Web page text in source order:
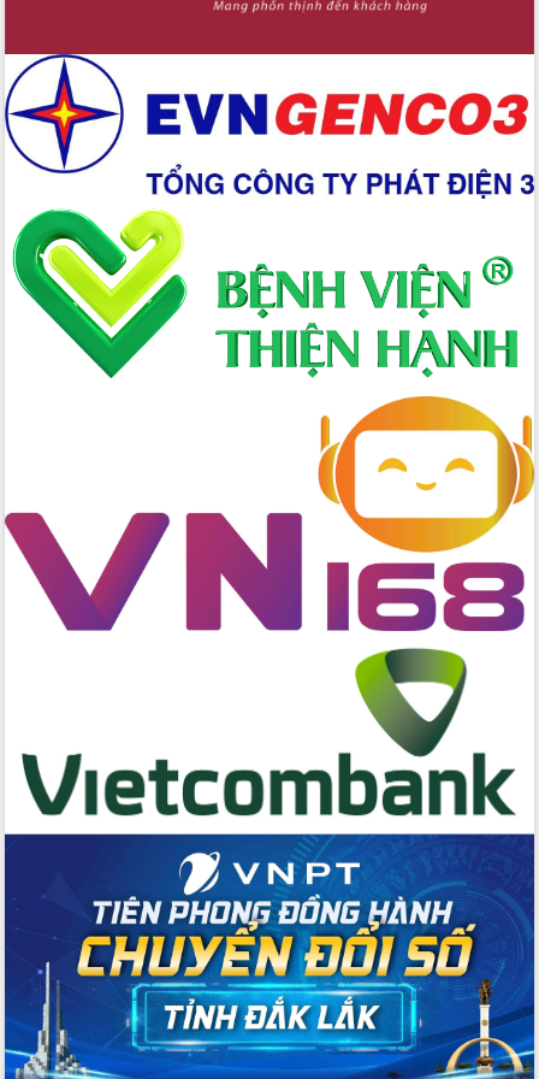
Triển khai đồng bộ đo đạc, lập hồ sơ
đai
Ứng dụng sinh trắc học - Bước tiến
trong hành trình chuyển đổi số tại Đắk
Đắk Lắk nâng cao hiệu quả công tác
Đảng từ Sổ tay đảng viên điện tử
Đắk Lắk đẩy mạnh nuôi biển công
nghệ, hướng tới phát triển thủy sản
bền vững
Tập huấn nâng cao năng lực triển khai
chuyển đổi số cho cán bộ, công chức
Đắk Lắk phát động hưởng ứng Ngày
Tổ chức trang trọng Lễ hội Đền thờ
Lương Văn Chánh năm 2026
Phó Bí thư Tỉnh ủy Đắk Lắk Đỗ Hữu
Huy giữ chức Bí thư Đảng ủy Ủy Ban
Nhân dân tỉnh
Đánh giá, rút kinh nghiệm công tác tổ
chức diễn tập trước ngày bầu cử
Friendship Meeting New Year 2026”
Bầu cử Quốc hội và HĐND: Cử tri Đắk
Lắk gửi gắm niềm tin, kỳ vọng vào lá
phiếu
Đắk Lắk sẵn sàng các điều kiện cho
Ngày hội bầu cử đại biểu Quốc hội
khóa XVI và HĐND các cấp nhiệm kỳ
2026-2031
Đảm bảo cuộc bầu cử đại biểu Quốc